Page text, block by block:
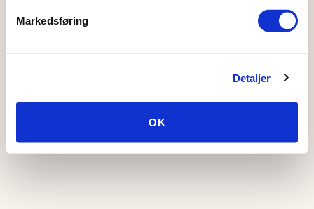
Markedsføring
Detaljer
OK